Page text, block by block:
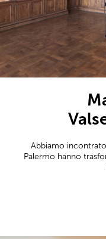
Abbiamo
Palermo hanno